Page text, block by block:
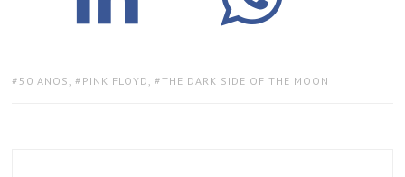
TAGS:
50 ANOS , PINK FLOYD , THE DARK SIDE OF THE MOON